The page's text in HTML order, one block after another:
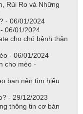
Rủi Ro và Những
- 06/01/2024
06/01/2024
cho chó bệnh thận
- 06/01/2024
cho mèo -
bạn nên tìm hiểu
- 29/12/2023
thông tin cơ bản